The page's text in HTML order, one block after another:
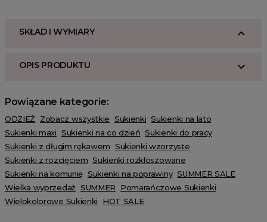
SKŁAD I WYMIARY
OPIS PRODUKTU
Powiązane kategorie:
ODZIEŻ Zobacz wszystkie Sukienki Sukienki na lato
Sukienki maxi Sukienki na co dzień Sukienki do pracy
Sukienki z długim rękawem Sukienki wzorzyste
Sukienki z rozcięciem Sukienki rozkloszowane
Sukienki na komunię Sukienki na poprawiny SUMMER SALE
Wielka wyprzedaż SUMMER
Pomarańczowe Sukienki
Wielokolorowe Sukienki
HOT SALE